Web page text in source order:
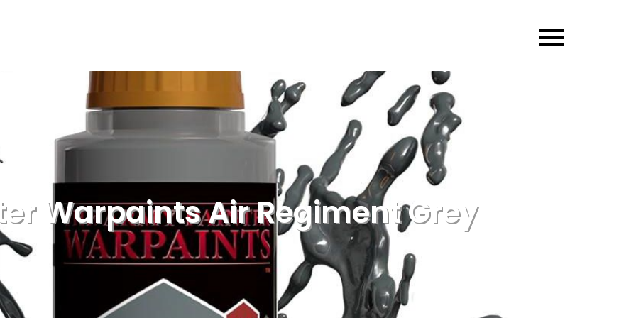
Warpaints Air Regiment Grey